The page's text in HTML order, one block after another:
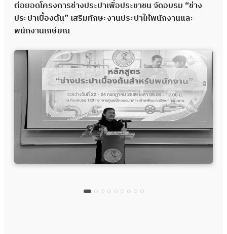
ต่อยอดโครงการช่างประปาเพื่อประชาชน จัดอบรม “ช่าง
ประปาเบื้องต้น” เสริมทักษะงานประปาให้พนักงานและ
พนักงานเกษียณ